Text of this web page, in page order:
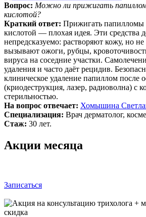
Вопрос: Можно ли прижигать
кислотой?
Краткий ответ: Прижигать папилломы
кислотой — плохая идея. Эти средства
непредсказуемо: растворяют кожу, но не
вызывают ожоги, рубцы,
вируса на соседние участки.
удаления и часто даёт рецидив.
клиническое удаление папиллом после
(криодеструкция, лазер, радиоволна) с
стерильностью.
На вопрос отвечает: Хомышина
Специализация: Врач дерматолог,
Стаж: 30 лет.
Акции месяца
Записаться